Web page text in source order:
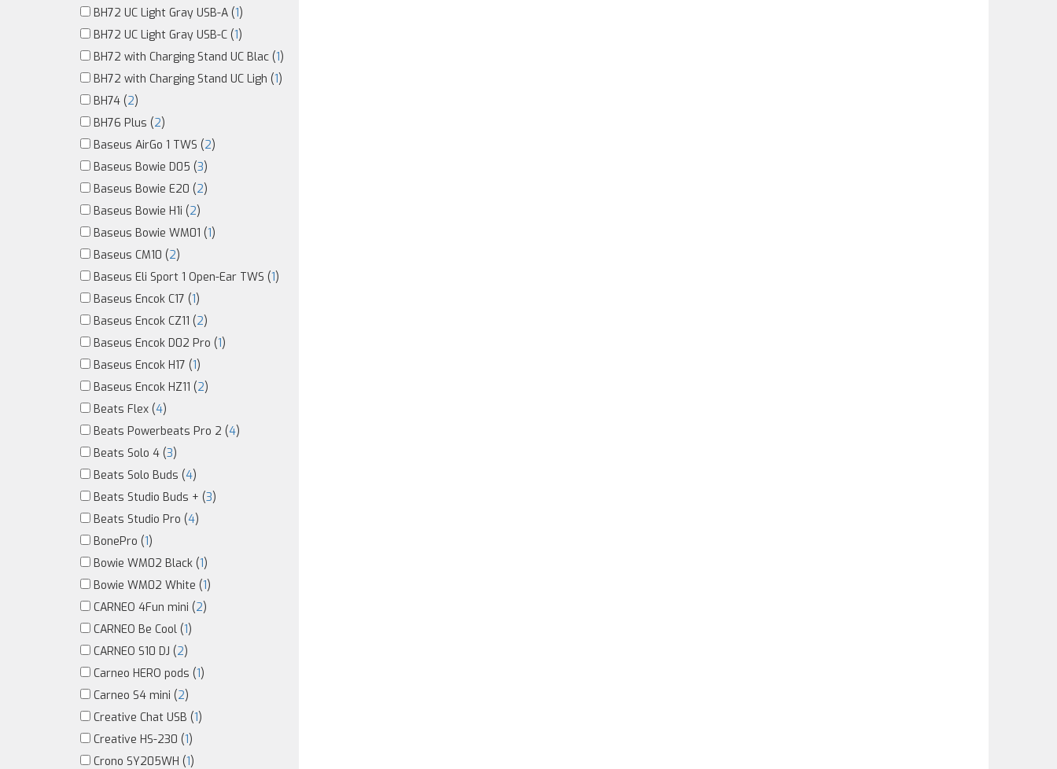
BH72 UC Light Gray USB-A (1)
BH72 UC Light Gray USB-C (1)
BH72 with Charging Stand UC Blac (1)
BH72 with Charging Stand UC Ligh (1)
BH74 (2)
BH76 Plus (2)
Baseus AirGo 1 TWS (2)
Baseus Bowie D05 (3)
Baseus Bowie E20 (2)
Baseus Bowie H1i (2)
Baseus Bowie WM01 (1)
Baseus CM10 (2)
Baseus Eli Sport 1 Open-Ear TWS (1)
Baseus Encok C17 (1)
Baseus Encok CZ11 (2)
Baseus Encok D02 Pro (1)
Baseus Encok H17 (1)
Baseus Encok HZ11 (2)
Beats Flex (4)
Beats Powerbeats Pro 2 (4)
Beats Solo 4 (3)
Beats Solo Buds (4)
Beats Studio Buds + (3)
Beats Studio Pro (4)
BonePro (1)
Bowie WM02 Black (1)
Bowie WM02 White (1)
CARNEO 4Fun mini (2)
CARNEO Be Cool (1)
CARNEO S10 DJ (2)
Carneo HERO pods (1)
Carneo S4 mini (2)
Creative Chat USB (1)
Creative HS-230 (1)
Crono SY205WH (1)